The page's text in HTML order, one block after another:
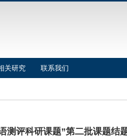
关研究 联系我们
评科研课题”第二批课题结